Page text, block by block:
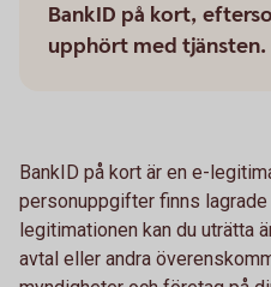
BankID på kort,
upphört med tjänsten.
BankID på kort är en e-
personuppgifter finns
legitimationen kan du uträtta
avtal eller andra